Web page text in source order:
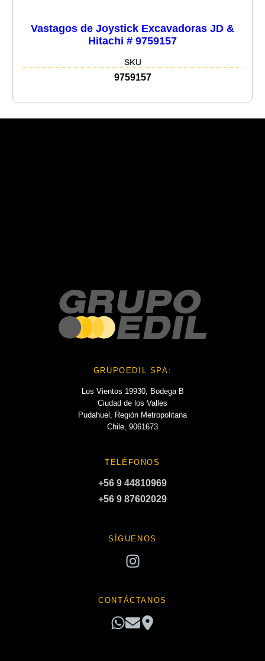
Vastagos de Joystick Excavadoras JD &
Hitachi # 9759157
SKU
9759157
GRUPOEDIL SPA:
Los Vientos 19930, Bodega B
Ciudad de los Valles
Pudahuel, Región Metropolitana
Chile, 9061673
TELÉFONOS
+56 9 44810969
+56 9 87602029
SÍGUENOS
CONTÁCTANOS